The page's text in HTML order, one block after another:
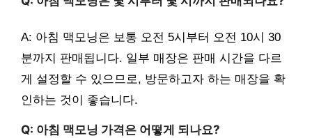
A: 아침 맥모닝은 보통 오전 5시부터 오전 10시 30
분까지 판매됩니다. 일부 매장은 판매 시간을 다르
게 설정할 수 있으므로, 방문하고자 하는 매장을 확
인하는 것이 좋습니다.
Q: 아침 맥모닝 가격은 어떻게 되나요?